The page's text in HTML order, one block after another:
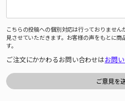
こちらの投稿への個別対応は行っておりませ
見させていただきます。お客様の声をもとに商
す。
ご注文にかかわるお問い合わせはお問